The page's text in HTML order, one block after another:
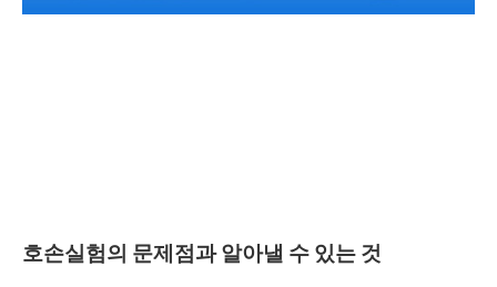
호손실험의 문제점과 알아낼 수 있는 것